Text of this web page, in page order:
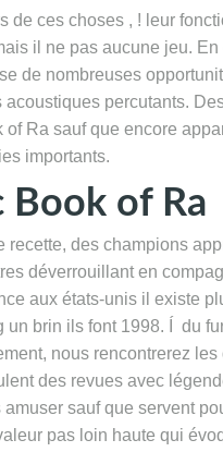
de ces choses , ! leur
il ne pas aucune jeu.
de nombreuses
acoustiques percutants.
Ra sauf que encore
importants.
Book of Ra
des champions
déverrouillant en
aux états-unis il existe
un brin ils font 1998. Í du
nous rencontrerez
des revues avec
sauf que servent
pas loin haute qui